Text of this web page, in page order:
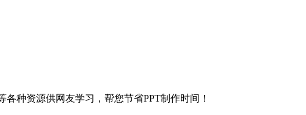
各种资源供网友学习，帮您节省PPT制作时间！